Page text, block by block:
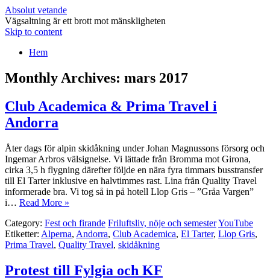
Absolut vetande
Vägsaltning är ett brott mot mänskligheten
Skip to content
Hem
Monthly Archives: mars 2017
Club Academica & Prima Travel i
Andorra
Åter dags för alpin skidåkning under Johan Magnussons försorg och
Ingemar Arbros välsignelse. Vi lättade från Bromma mot Girona,
cirka 3,5 h flygning därefter följde en nära fyra timmars busstransfer
till El Tarter inklusive en halvtimmes rast. Lina från Quality Travel
informerade bra. Vi tog så in på hotell Llop Gris – ”Gråa Vargen”
i… Read More »
Category: Fest och firande Friluftsliv, nöje och semesterYouTube
Etiketter: Alperna, Andorra, Club Academica, El Tarter, Llop Gris,
Prima Travel, Quality Travel, skidåkning
Protest till Fylgia och KF